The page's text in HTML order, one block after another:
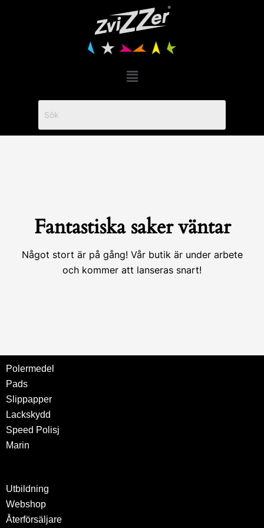
Menu
Fantastiska saker väntar
Något stort är på gång! Vår butik är under arbete
och kommer att lanseras snart!
Polermedel
Pads
Slippapper
Lackskydd
Speed Polisj
Marin
Utbildning
Webshop
Återförsäljare